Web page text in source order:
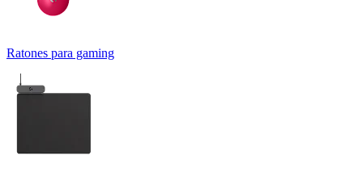
Ratones para gaming